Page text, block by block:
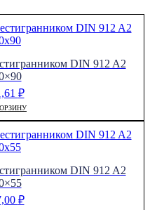
DIN 912 A2
₽
DIN 912 A2
₽